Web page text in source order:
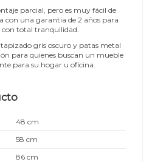
parcial, pero es muy fácil de
con una garantía de 2 años para
con total tranquilidad.
gris oscuro y patas metal
para quienes buscan un mueble
para su hogar u oficina.
48 cm
58 cm
86 cm